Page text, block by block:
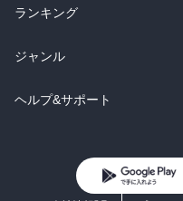
雑誌・グラビア
BL・TL
ラノベ
雑誌・グラビア
BL・TL
総合
ラノベ
雑誌・グラビア
ランキング
総合
ラノベ
ジャンル
コミック
ライトノベル
ヘルプ&サポート
よくあるご質問